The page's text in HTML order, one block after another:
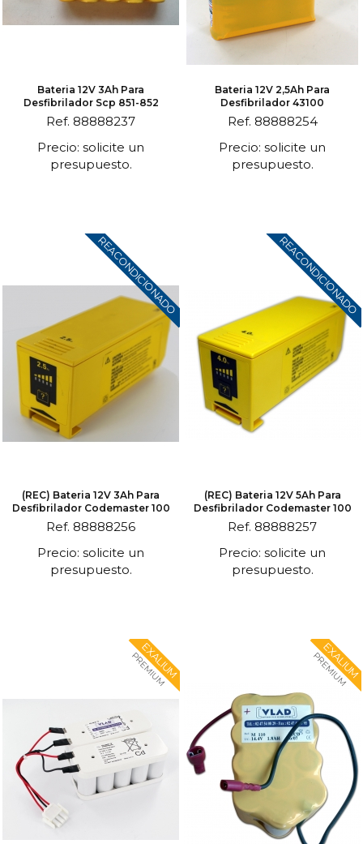
Bateria 12V 3Ah Para
Desfibrilador Scp 851-852
Ref. 88888237
Precio: solicite un
presupuesto.
Bateria 12V 2,5Ah Para
Desfibrilador 43100
Ref. 88888254
Precio: solicite un
presupuesto.
REACONDICIONADO
(REC) Bateria 12V 3Ah Para
Desfibrilador Codemaster 100
Ref. 88888256
Precio: solicite un
presupuesto.
REACONDICIONADO
(REC) Bateria 12V 5Ah Para
Desfibrilador Codemaster 100
Ref. 88888257
Precio: solicite un
presupuesto.
EXALIUM
PREMIUM EXALIUM
PREMIUM